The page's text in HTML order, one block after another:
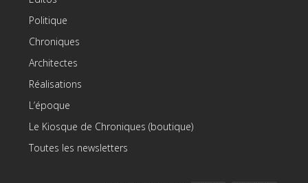
Politique
Chroniques
Architectes
Réalisations
L’époque
Le Kiosque de Chroniques (boutique)
Toutes les newsletters